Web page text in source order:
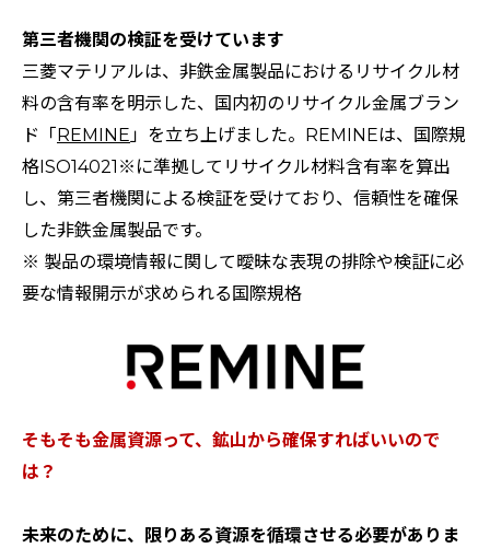
第三者機関の検証を受けています
三菱マテリアルは、非鉄金属製品におけるリサイクル材
料の含有率を明示した、国内初のリサイクル金属ブラン
ド「 REMINE」を立ち上げました。REMINEは、国際規
格ISO14021※に準拠してリサイクル材料含有率を算出
し、第三者機関による検証を受けており、信頼性を確保
した非鉄金属製品です。
※ 製品の環境情報に関して曖昧な表現の排除や検証に必
要な情報開示が求められる国際規格
そもそも金属資源って、鉱山から確保すればいいので
は？
未来のために、限りある資源を循環させる必要がありま